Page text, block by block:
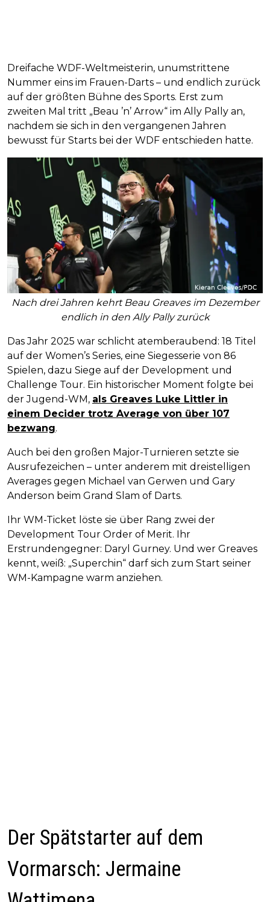
Dreifache WDF-Weltmeisterin, unumstrittene
Nummer eins im Frauen-Darts – und endlich zurück
auf der größten Bühne des Sports. Erst zum
zweiten Mal tritt „Beau ’n’ Arrow“ im Ally Pally an,
nachdem sie sich in den vergangenen Jahren
bewusst für Starts bei der WDF entschieden hatte.
Nach drei Jahren kehrt Beau Greaves im Dezember
endlich in den Ally Pally zurück
Das Jahr 2025 war schlicht atemberaubend: 18 Titel
auf der Women’s Series, eine Siegesserie von 86
Spielen, dazu Siege auf der Development und
Challenge Tour. Ein historischer Moment folgte bei
der Jugend-WM, als Greaves Luke Littler in
einem Decider trotz Average von über 107
bezwang.
Auch bei den großen Major-Turnieren setzte sie
Ausrufezeichen – unter anderem mit dreistelligen
Averages gegen Michael van Gerwen und Gary
Anderson beim Grand Slam of Darts.
Ihr WM-Ticket löste sie über Rang zwei der
Development Tour Order of Merit. Ihr
Erstrundengegner: Daryl Gurney. Und wer Greaves
kennt, weiß: „Superchin“ darf sich zum Start seiner
WM-Kampagne warm anziehen.
Der Spätstarter auf dem
Vormarsch: Jermaine